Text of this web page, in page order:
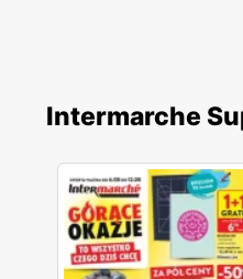
Intermarche